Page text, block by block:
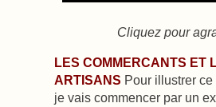
Cliquez pour
LES COMMERCANTS ET
ARTISANS Pour illustrer
je vais commencer par un